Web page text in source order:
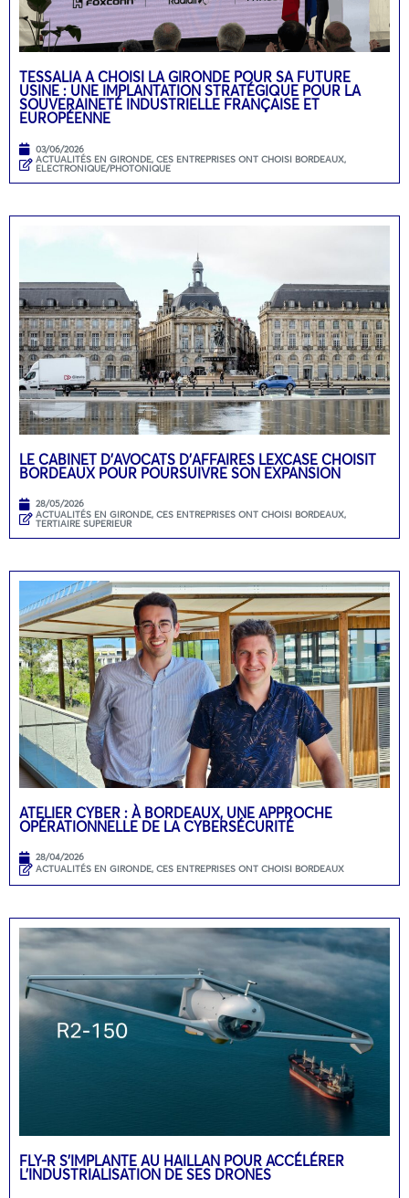
TESSALIA A CHOISI LA GIRONDE POUR SA FUTURE
USINE : UNE IMPLANTATION STRATÉGIQUE POUR LA
SOUVERAINETÉ INDUSTRIELLE FRANÇAISE ET
EUROPÉENNE
03/06/2026
ACTUALITÉS EN GIRONDE, CES ENTREPRISES ONT CHOISI BORDEAUX,
ELECTRONIQUE/PHOTONIQUE
LE CABINET D’AVOCATS D’AFFAIRES LEXCASE CHOISIT
BORDEAUX POUR POURSUIVRE SON EXPANSION
28/05/2026
ACTUALITÉS EN GIRONDE, CES ENTREPRISES ONT CHOISI BORDEAUX,
TERTIAIRE SUPERIEUR
ATELIER CYBER : À BORDEAUX, UNE APPROCHE
OPÉRATIONNELLE DE LA CYBERSÉCURITÉ
28/04/2026
ACTUALITÉS EN GIRONDE, CES ENTREPRISES ONT CHOISI BORDEAUX
FLY-R S’IMPLANTE AU HAILLAN POUR ACCÉLÉRER
L’INDUSTRIALISATION DE SES DRONES